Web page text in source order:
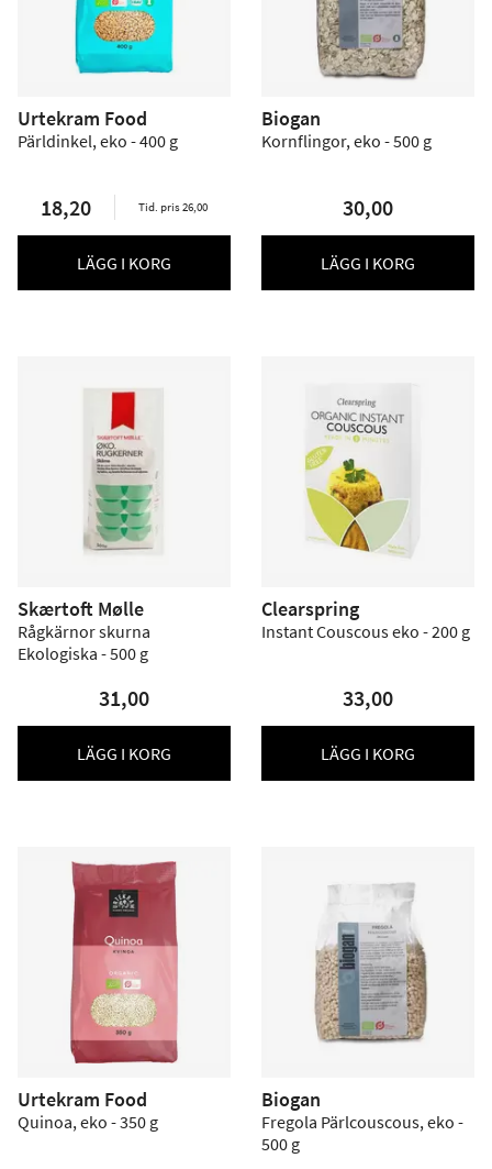
Urtekram Food
Pärldinkel, eko - 400 g
18,20 Tid. pris 26,00
LÄGG I KORG
Biogan
Kornflingor, eko - 500 g
30,00
LÄGG I KORG
Skærtoft Mølle
Rågkärnor skurna
Ekologiska - 500 g
31,00
LÄGG I KORG
Clearspring
Instant Couscous eko - 200 g
33,00
LÄGG I KORG
Urtekram Food
Quinoa, eko - 350 g
Biogan
Fregola Pärlcouscous, eko -
500 g